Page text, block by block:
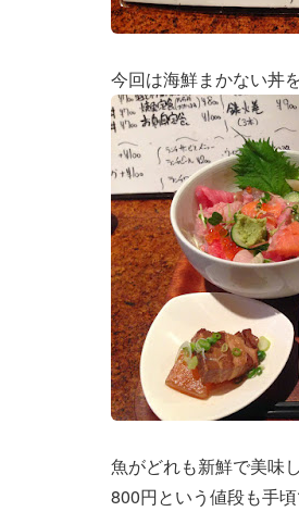
今回は海鮮まかない丼を
魚がどれも新鮮で美味
800円という値段も手頃